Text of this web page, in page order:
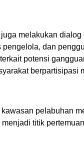
melakukan
pengelola, dan
potensi
berpartisipasi
kawasan pelabuhan
titik